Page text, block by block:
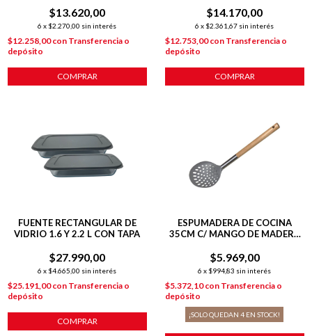
$13.620,00
6 x $2.270,00 sin interés
$12.258,00con Transferencia o
depósito
COMPRAR
$14.170,00
6 x $2.361,67 sin interés
$12.753,00con Transferencia o
depósito
COMPRAR
FUENTE RECTANGULAR DE
VIDRIO 1.6 Y 2.2 L CON TAPA
$27.990,00
6 x $4.665,00 sin interés
$25.191,00con Transferencia o
depósito
COMPRAR
ESPUMADERA DE COCINA
35CM C/ MANGO DE MADERA
$5.969,00
6 x $994,83 sin interés
$5.372,10con Transferencia o
depósito
¡SOLO QUEDAN4 EN STOCK!